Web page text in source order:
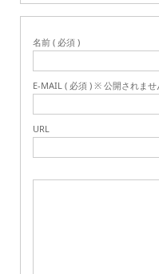
名前 ( 必須 )
E-MAIL ( 必須 ) ※ 公開されませ
URL